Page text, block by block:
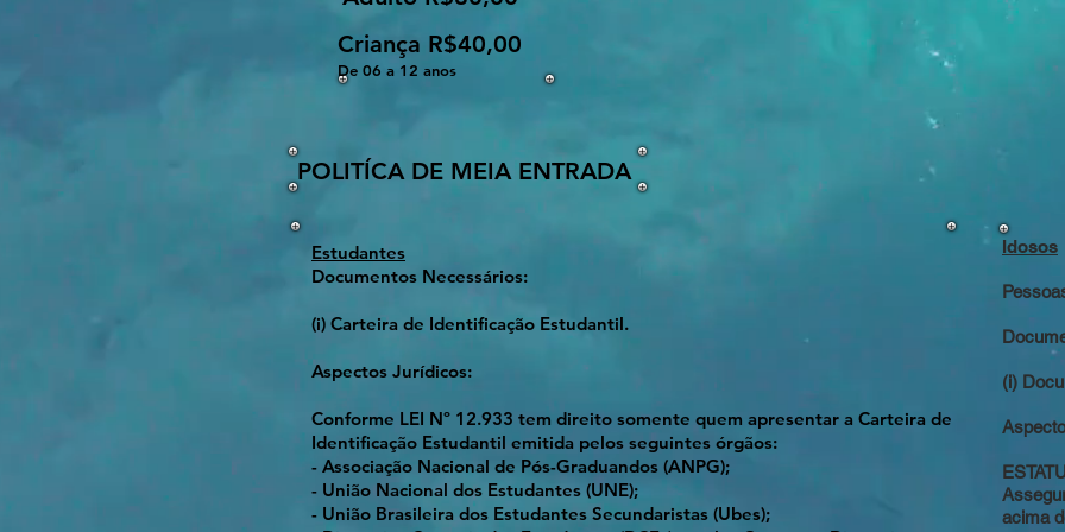
Criança R$40,00
De 06 a 12 anos
POLITÍCA DE MEIA ENTRADA
Estudantes
Documentos Necessários:
(i) Carteira de Identificação Estudantil.
Aspectos Jurídicos:
Conforme LEI Nº 12.933 tem direito somente quem apresentar a Carteira de
Identificação Estudantil emitida pelos seguintes órgãos:
- Associação Nacional de Pós-Graduandos (ANPG);
- União Nacional dos Estudantes (UNE);
- União Brasileira dos Estudantes Secundaristas (Ubes);
Idosos
(i)
acima